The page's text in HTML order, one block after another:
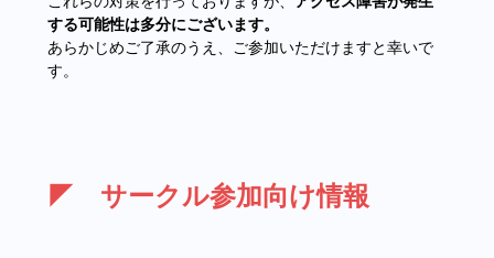
する可能性は多分にございます。
あらかじめご了承のうえ、ご参加いただけますと幸いで
す。
◤ サークル参加向け情報